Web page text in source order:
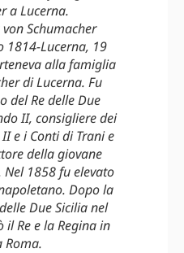
a Lucerna.
Schumacher
1814-Lucerna, 19
alla famiglia
di Lucerna. Fu
del Re delle Due
II, consigliere dei
e i Conti di Trani e
della giovane
1858 fu elevato
Dopo la
Due Sicilia nel
il Re e la Regina in
Roma.